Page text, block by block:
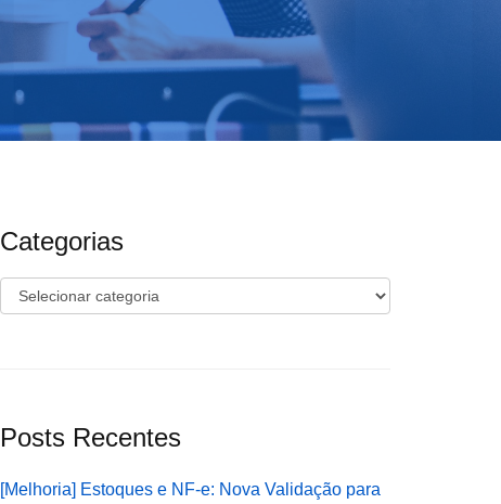
Categorias
Categorias
Posts Recentes
[Melhoria] Estoques e NF-e: Nova Validação para